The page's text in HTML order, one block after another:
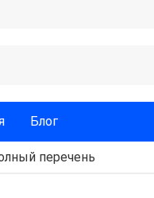
Блог
перечень